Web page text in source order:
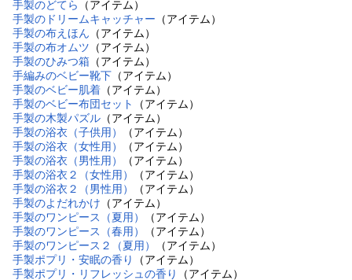
手製のどてら
（アイテム）
手製のドリームキャッチャー （アイテム）
手製の布えほん （アイテム）
手製の布オムツ （アイテム）
手製のひみつ箱 （アイテム）
手編みのベビー靴下 （アイテム）
手製のベビー肌着 （アイテム）
手製のベビー布団セット
（アイテム）
手製の木製パズル （アイテム）
手製の浴衣（子供用）
（アイテム）
手製の浴衣（女性用）
（アイテム）
手製の浴衣（男性用）
（アイテム）
手製の浴衣２（女性用）
（アイテム）
手製の浴衣２（男性用）
（アイテム）
手製のよだれかけ （アイテム）
手製のワンピース（夏用）
（アイテム）
手製のワンピース（春用）
（アイテム）
手製のワンピース２（夏用）
（アイテム）
手製ポプリ・安眠の香り
（アイテム）
手製ポプリ・リフレッシュの香り
（アイテム）